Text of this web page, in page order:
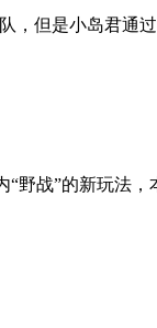
但是小岛君通
野战”的新玩法